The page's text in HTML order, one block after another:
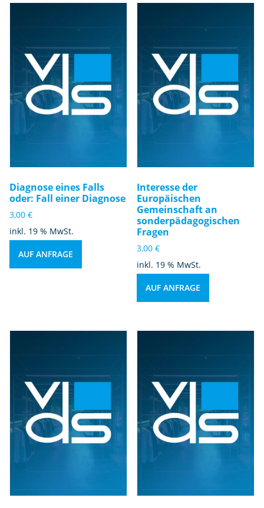
Diagnose eines Falls
oder: Fall einer Diagnose
3,00 €
inkl. 19 % MwSt.
AUF ANFRAGE
Interesse der
Europäischen
Gemeinschaft an
sonderpädagogischen
Fragen
3,00€
inkl. 19 % MwSt.
AUF ANFRAGE